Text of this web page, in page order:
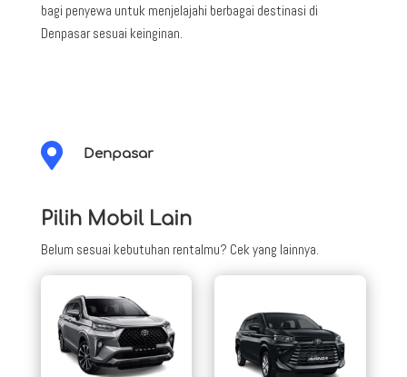
bagi penyewa untuk menjelajahi berbagai destinasi di
Denpasar sesuai keinginan.
 Denpasar
Pilih Mobil Lain
Belum sesuai kebutuhan rentalmu? Cek yang lainnya.